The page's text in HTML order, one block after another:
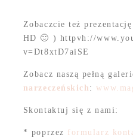
Zobaczcie też
HD 🙂 ) httpvh://
v=Dt8xtD7aiSE
Zobacz naszą pełną
narzeczeńskich :
Skontaktuj się z nami:
* poprzez formularz